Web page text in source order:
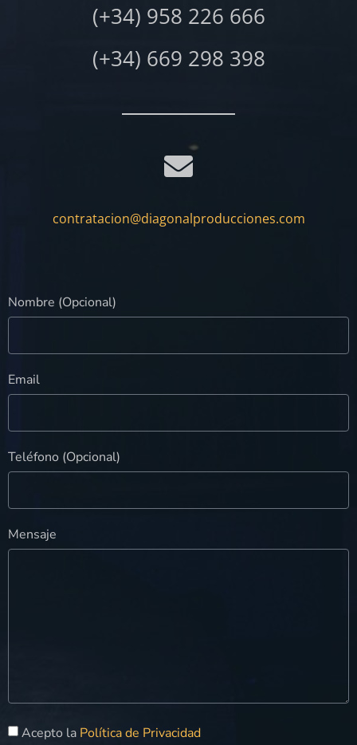
(+34) 958 226 666
(+34) 669 298 398
contratacion@diagonalproducciones.com
Nombre (Opcional)
Email
Teléfono (Opcional)
Mensaje
Acepto la Política de Privacidad